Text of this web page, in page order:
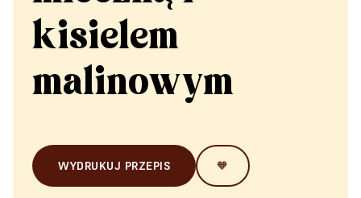
kisielem
malinowym
WYDRUKUJ PRZEPIS 🧡